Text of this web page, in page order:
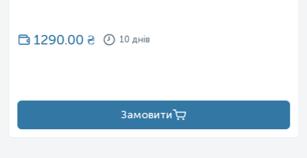
1290.00₴ 10 днів
Замовити